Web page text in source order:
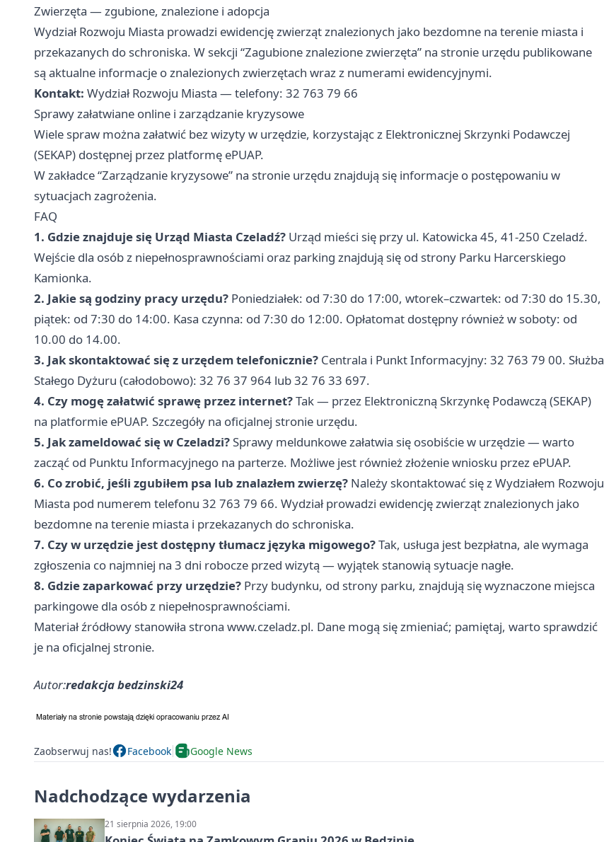
Zwierzęta — zgubione, znalezione i adopcja
Wydział Rozwoju Miasta prowadzi ewidencję zwierząt znalezionych jako bezdomne na terenie miasta i
przekazanych do schroniska. W sekcji “Zagubione znalezione zwierzęta” na stronie urzędu publikowane
są aktualne informacje o znalezionych zwierzętach wraz z numerami ewidencyjnymi.
Kontakt: Wydział Rozwoju Miasta — telefony: 32 763 79 66
Sprawy załatwiane online i zarządzanie kryzysowe
Wiele spraw można załatwić bez wizyty w urzędzie, korzystając z Elektronicznej Skrzynki Podawczej
(SEKAP) dostępnej przez platformę ePUAP.
W zakładce “Zarządzanie kryzysowe” na stronie urzędu znajdują się informacje o postępowaniu w
sytuacjach zagrożenia.
FAQ
1. Gdzie znajduje się Urząd Miasta Czeladź? Urząd mieści się przy ul. Katowicka 45, 41-250 Czeladź.
Wejście dla osób z niepełnosprawnościami oraz parking znajdują się od strony Parku Harcerskiego
Kamionka.
2. Jakie są godziny pracy urzędu? Poniedziałek: od 7:30 do 17:00, wtorek–czwartek: od 7:30 do 15.30,
piątek: od 7:30 do 14:00. Kasa czynna: od 7:30 do 12:00. Opłatomat dostępny również w soboty: od
10.00 do 14.00.
3. Jak skontaktować się z urzędem telefonicznie? Centrala i Punkt Informacyjny: 32 763 79 00. Służba
Stałego Dyżuru (całodobowo): 32 76 37 964 lub 32 76 33 697.
4. Czy mogę załatwić sprawę przez internet?Tak — przez Elektroniczną Skrzynkę Podawczą (SEKAP)
na platformie ePUAP. Szczegóły na oficjalnej stronie urzędu.
5. Jak zameldować się w Czeladzi?Sprawy meldunkowe załatwia się osobiście w urzędzie — warto
zacząć od Punktu Informacyjnego na parterze. Możliwe jest również złożenie wniosku przez ePUAP.
6. Co zrobić, jeśli zgubiłem psa lub znalazłem zwierzę? Należy skontaktować się z Wydziałem Rozwoju
Miasta pod numerem telefonu 32 763 79 66. Wydział prowadzi ewidencję zwierząt znalezionych jako
bezdomne na terenie miasta i przekazanych do schroniska.
7. Czy w urzędzie jest dostępny tłumacz języka migowego?Tak, usługa jest bezpłatna, ale wymaga
zgłoszenia co najmniej na 3 dni robocze przed wizytą — wyjątek stanowią sytuacje nagłe.
8. Gdzie zaparkować przy urzędzie? Przy budynku, od strony parku, znajdują się wyznaczone miejsca
parkingowe dla osób z niepełnosprawnościami.
Materiał źródłowy stanowiła strona www.czeladz.pl. Dane mogą się zmieniać; pamiętaj, warto sprawdzić
je na oficjalnej stronie.
Autor:redakcja bedzinski24
Zaobserwuj nas! Facebook Google News
Nadchodzące wydarzenia
21 sierpnia 2026, 19:00